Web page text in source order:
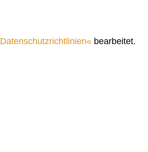
Datenschutzrichtlinien bearbeitet.